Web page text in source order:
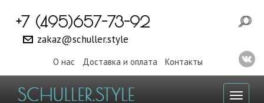
+7 (495)657-73-92
zakaz@schuller.style
О нас Доставка и оплата Контакты